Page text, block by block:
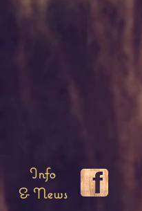
Info
& News